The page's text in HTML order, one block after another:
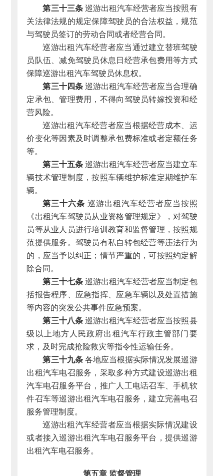
第三十三条巡游出租汽车经营者应当按照有
关法律法规的规定保障驾驶员的合法权益，规范
与驾驶员签订的劳动合同或者经营合同。
巡游出租汽车经营者应当通过建立替班驾驶
员队伍、减免驾驶员休息日经营承包费用等方式
保障巡游出租汽车驾驶员休息权。
第三十四条巡游出租汽车经营者应当合理确
定承包、管理费用，不得向驾驶员转嫁投资和经
营风险。
巡游出租汽车经营者应当根据经营成本、运
价变化等因素及时调整承包费标准或者定额任务
等。
第三十五条巡游出租汽车经营者应当建立车
辆技术管理制度，按照车辆维护标准定期维护车
辆。
第三十六条 巡游出租汽车经营者应当按照
《出租汽车驾驶员从业资格管理规定》，对驾驶
员等从业人员进行培训教育和监督管理，按照规
范提供服务。驾驶员有私自转包经营等违法行为
的，应当予以纠正；情节严重的，可按照约定解
除合同。
第三十七条巡游出租汽车经营者应当制定包
括报告程序、应急指挥、应急车辆以及处置措施
等内容的突发公共事件应急预案。
第三十八条巡游出租汽车经营者应当按照县
级以上地方人民政府出租汽车行政主管部门要
求，及时完成抢险救灾等指令性运输任务。
第三十九条各地应当根据实际情况发展巡游
出租汽车电召服务，采取多种方式建设巡游出租
汽车电召服务平台，推广人工电话召车、手机软
件召车等巡游出租汽车电召服务，建立完善电召
服务管理制度。
巡游出租汽车经营者应当根据实际情况建设
或者接入巡游出租汽车电召服务平台，提供巡游
出租汽车电召服务。
第五章 监督管理